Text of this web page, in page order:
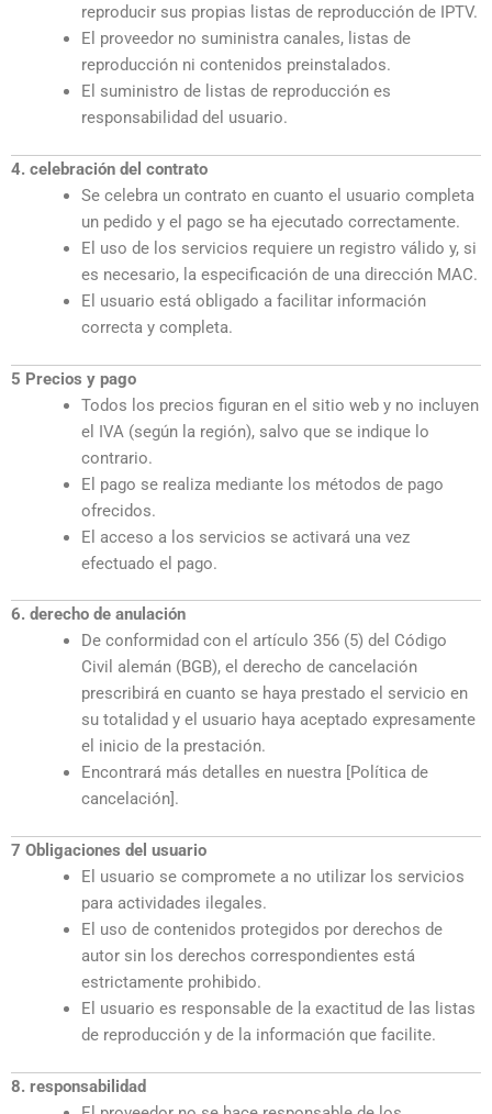
reproducir sus propias listas de reproducción de IPTV.
El proveedor no suministra canales, listas de
reproducción ni contenidos preinstalados.
El suministro de listas de reproducción es
responsabilidad del usuario.
4. celebración del contrato
Se celebra un contrato en cuanto el usuario completa
un pedido y el pago se ha ejecutado correctamente.
El uso de los servicios requiere un registro válido y, si
es necesario, la especificación de una dirección MAC.
El usuario está obligado a facilitar información
correcta y completa.
5 Precios y pago
Todos los precios figuran en el sitio web y no incluyen
el IVA (según la región), salvo que se indique lo
contrario.
El pago se realiza mediante los métodos de pago
ofrecidos.
El acceso a los servicios se activará una vez
efectuado el pago.
6. derecho de anulación
De conformidad con el artículo 356 (5) del Código
Civil alemán (BGB), el derecho de cancelación
prescribirá en cuanto se haya prestado el servicio en
su totalidad y el usuario haya aceptado expresamente
el inicio de la prestación.
Encontrará más detalles en nuestra [Política de
cancelación].
7 Obligaciones del usuario
El usuario se compromete a no utilizar los servicios
para actividades ilegales.
El uso de contenidos protegidos por derechos de
autor sin los derechos correspondientes está
estrictamente prohibido.
El usuario es responsable de la exactitud de las listas
de reproducción y de la información que facilite.
8. responsabilidad